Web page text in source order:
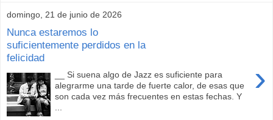
domingo, 21 de junio de 2026
Nunca estaremos lo
suficientemente perdidos en la
felicidad
›
__ Si suena algo de Jazz es suficiente para
alegrarme una tarde de fuerte calor, de esas que
son cada vez más frecuentes en estas fechas. Y
...